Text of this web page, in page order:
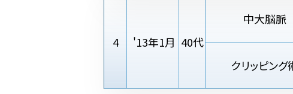
4 '13年1月 40代
中大脳脈
クリッピング